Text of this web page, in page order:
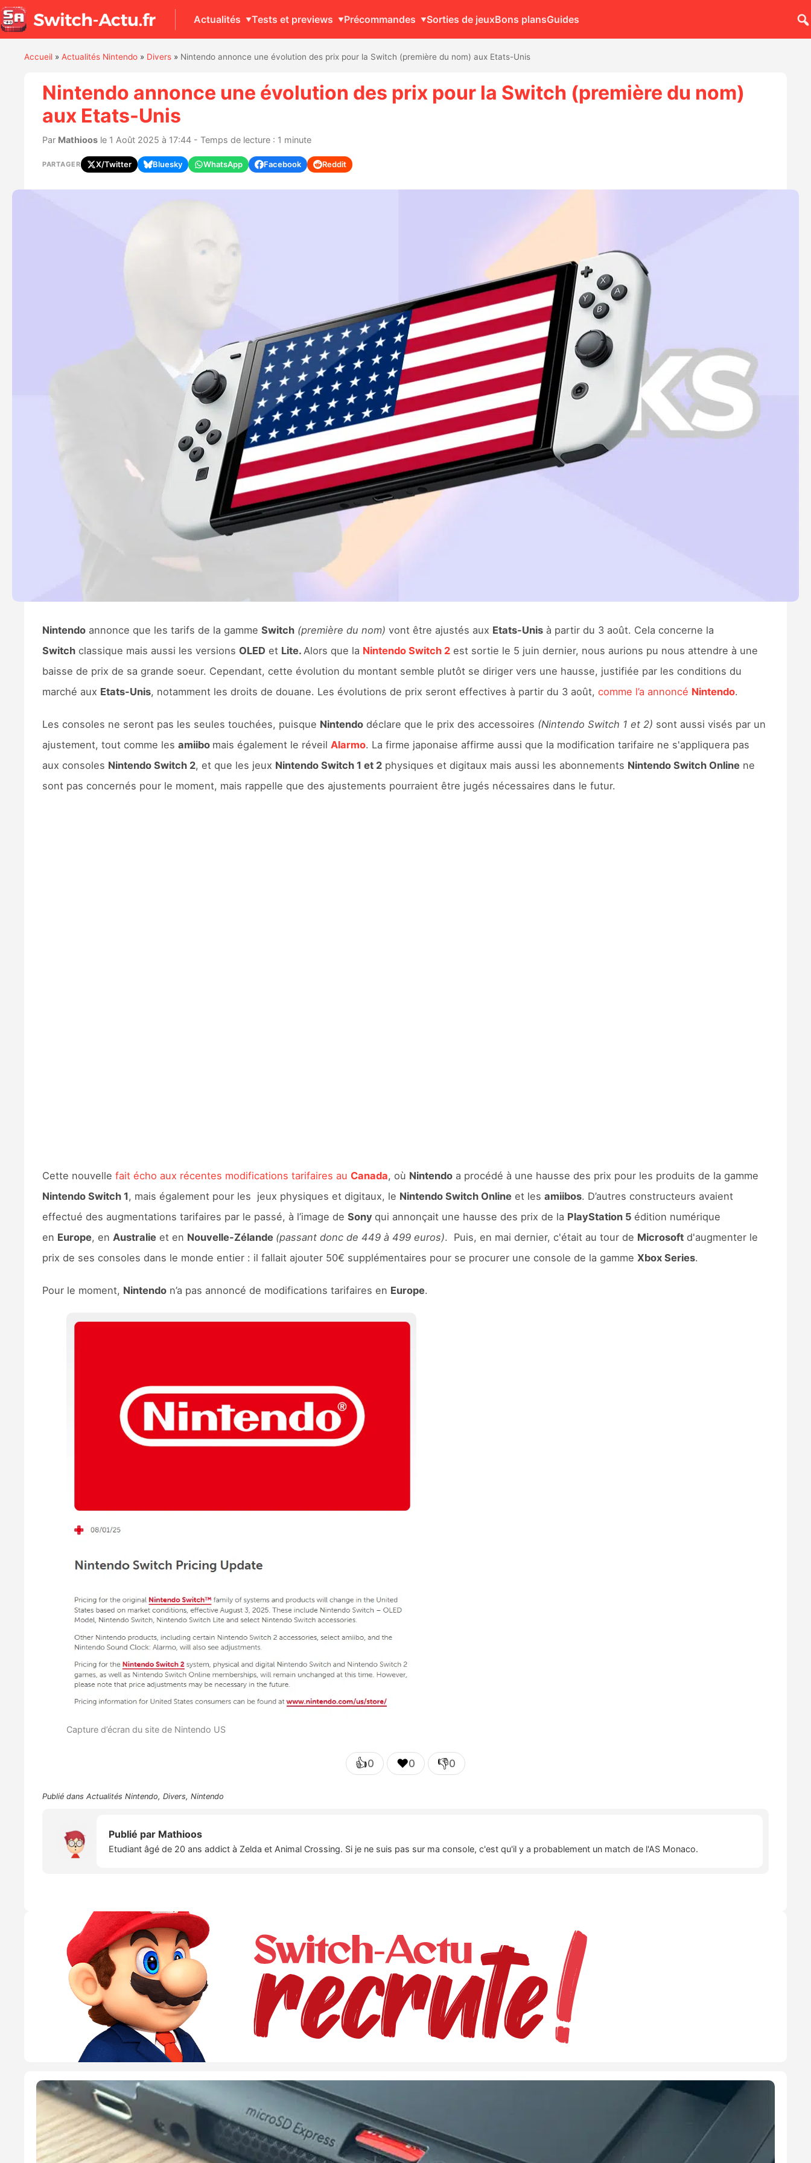
Actualités Tests et previews Précommandes Sorties de jeuxBons plansGuides
Accueil» Actualités Nintendo» Divers» Nintendo annonce une évolution des prix pour la Switch (première du nom) aux Etats-Unis
Nintendo annonce une évolution des prix pour la Switch (première du nom)
aux Etats-Unis
Par Mathioosle 1 Août 2025 à 17:44 - Temps de lecture : 1 minute
PARTAGER X/Twitter Bluesky WhatsApp Facebook Reddit
Nintendoannonce que les tarifs de la gamme Switch (première du nom) vont être ajustés aux Etats-Unisà partir du 3 août. Cela concerne la
Switchclassique mais aussi les versions OLED et Lite. Alors que la Nintendo Switch 2est sortie le 5 juin dernier, nous aurions pu nous attendre à une
baisse de prix de sa grande soeur. Cependant, cette évolution du montant semble plutôt se diriger vers une hausse, justifiée par les conditions du
marché aux Etats-Unis, notamment les droits de douane. Les évolutions de prix seront effectives à partir du 3 août, comme l’a annoncé Nintendo.
Les consoles ne seront pas les seules touchées, puisque Nintendodéclare que le prix des accessoires (Nintendo Switch 1 et 2) sont aussi visés par un
ajustement, tout comme les amiibo mais également le réveil Alarmo. La firme japonaise affirme aussi que la modification tarifaire ne s'appliquera pas
aux consoles Nintendo Switch 2, et que les jeux Nintendo Switch 1 et 2physiques et digitaux mais aussi les abonnements Nintendo Switch Onlinene
sont pas concernés pour le moment, mais rappelle que des ajustements pourraient être jugés nécessaires dans le futur.
Cette nouvelle fait écho aux récentes modifications tarifaires au Canada, où Nintendoa procédé à une hausse des prix pour les produits de la gamme
Nintendo Switch 1, mais également pour les jeux physiques et digitaux, le Nintendo Switch Onlineet les amiibos. D’autres constructeurs avaient
effectué des augmentations tarifaires par le passé, à l’image de Sony qui annonçait une hausse des prix de la PlayStation 5 édition numérique
en Europe, en Australieet en Nouvelle-Zélande (passant donc de 449 à 499 euros). Puis, en mai dernier, c'était au tour de Microsoftd'augmenter le
prix de ses consoles dans le monde entier : il fallait ajouter 50€ supplémentaires pour se procurer une console de la gamme Xbox Series.
Pour le moment, Nintendon’a pas annoncé de modifications tarifaires en Europe.
Capture d’écran du site de Nintendo US
👍0 ❤️0 👎0
Publié dans Actualités Nintendo, Divers, Nintendo
Publié par Mathioos
Etudiant âgé de 20 ans addict à Zelda et Animal Crossing. Si je ne suis pas sur ma console, c'est qu'il y a probablement un match de l'AS Monaco.